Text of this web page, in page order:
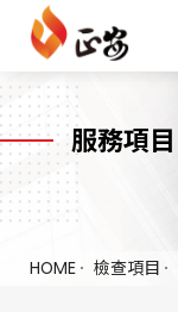
服務項目
HOME 檢查項目